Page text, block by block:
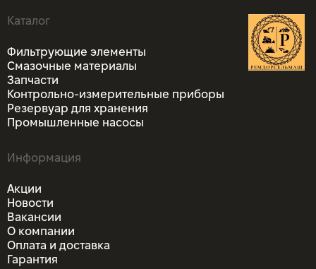
Каталог
Фильтрующие элементы
Смазочные материалы
Запчасти
Контрольно-измерительные приборы
Резервуар для хранения
Промышленные насосы
Информация
Акции
Новости
Вакансии
О компании
Оплата и доставка
Гарантия